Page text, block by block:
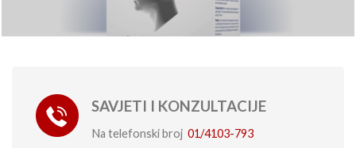
SAVJETI I KONZULTACIJE
Na telefonski broj 01/4103-793